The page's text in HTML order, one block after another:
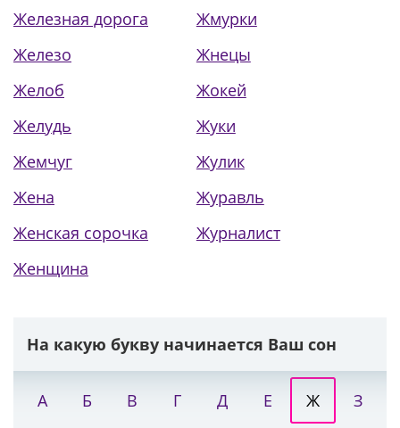
Железная дорога
Железо
Желоб
Желудь
Жемчуг
Жена
Женская сорочка
Женщина
Жмурки
Жнецы
Жокей
Жуки
Жулик
Журавль
Журналист
На какую букву начинается Ваш сон
А Б В Г Д Е Ж З